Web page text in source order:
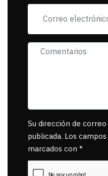
Su dirección de
publicada. Los
marcados con *